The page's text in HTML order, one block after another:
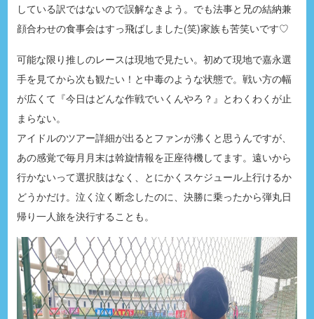
している訳ではないので誤解なきよう。でも法事と兄の結納兼
顔合わせの食事会はすっ飛ばしました(笑)家族も苦笑いです♡
可能な限り推しのレースは現地で見たい。初めて現地で嘉永選
手を見てから次も観たい！と中毒のような状態で。戦い方の幅
が広くて『今日はどんな作戦でいくんやろ？』とわくわくが止
まらない。
アイドルのツアー詳細が出るとファンが沸くと思うんですが、
あの感覚で毎月月末は斡旋情報を正座待機してます。遠いから
行かないって選択肢はなく、とにかくスケジュール上行けるか
どうかだけ。泣く泣く断念したのに、決勝に乗ったから弾丸日
帰り一人旅を決行することも。